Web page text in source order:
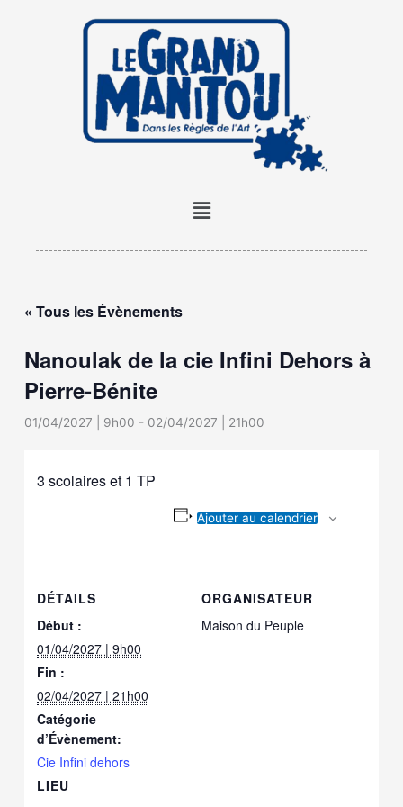
Menu
« Tous les Évènements
Nanoulak de la cie Infini Dehors à
Pierre-Bénite
01/04/2027 | 9h00 - 02/04/2027 | 21h00
3 scolaires et 1 TP
Ajouter au calendrier
DÉTAILS
Début :
01/04/2027 | 9h00
Fin :
02/04/2027 | 21h00
Catégorie
d’Évènement:
Cie Infini dehors
LIEU
ORGANISATEUR
Maison du Peuple